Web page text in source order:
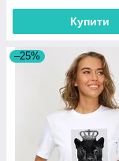
Купити
–25%